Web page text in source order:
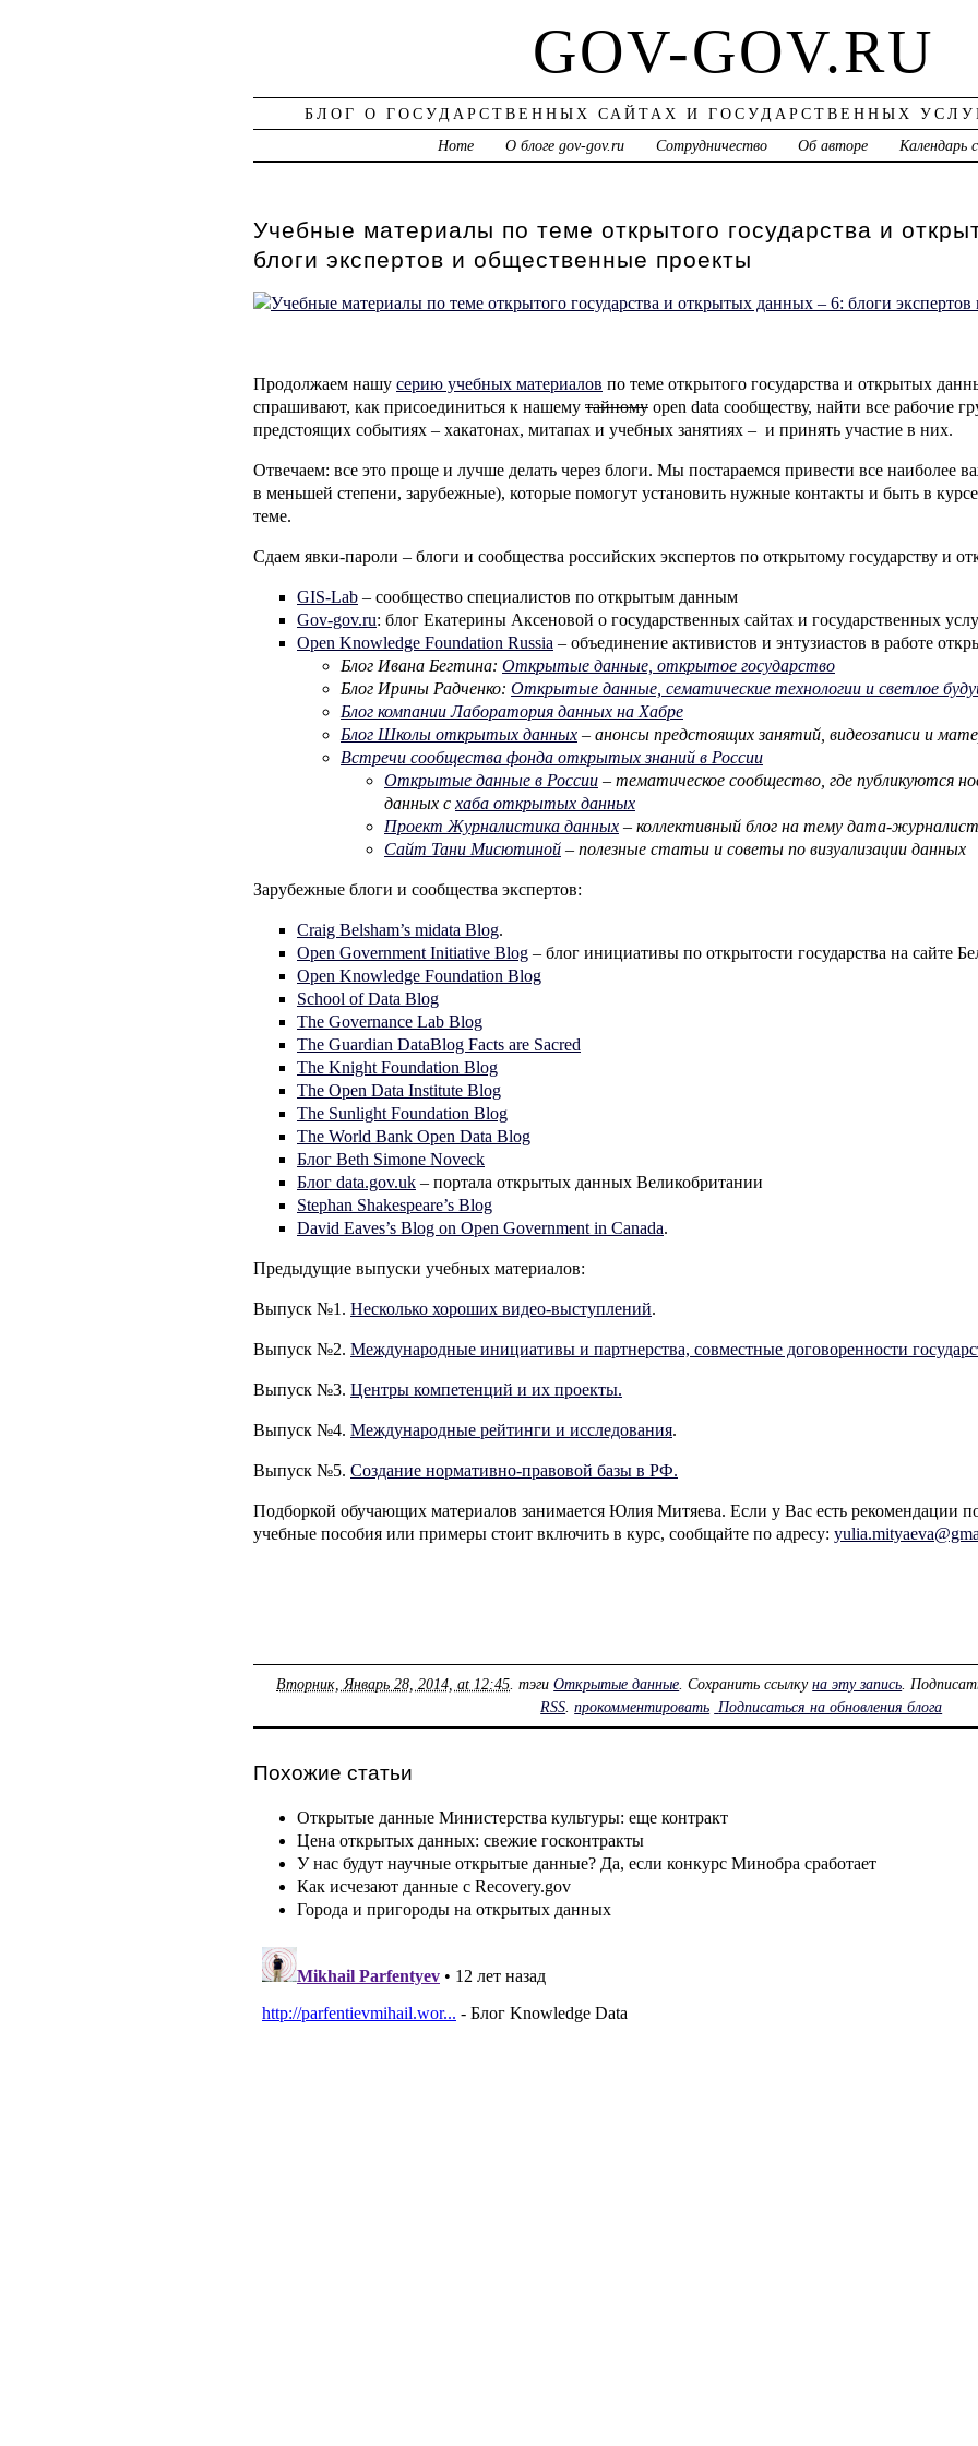
GOV-GOV.RU
БЛОГ О ГОСУДАРСТВЕННЫХ САЙТАХ И ГОСУДАРСТВЕННЫХ
Home
О блоге gov-gov.ru Сотрудничество Об авторе Календарь
Учебные материалы по теме открытого государства и
блоги экспертов и общественные проекты
Продолжаем нашу серию учебных материалов по теме открытого государства и открытых
спрашивают, как присоединиться к нашему тайному open data сообществу, найти все рабочие
предстоящих событиях – хакатонах, митапах и учебных занятиях – и принять участие в них.
Отвечаем: все это проще и лучше делать через блоги. Мы постараемся привести все наиболее
в меньшей степени, зарубежные), которые помогут установить нужные контакты и быть в
теме.
Сдаем явки-пароли – блоги и сообщества российских экспертов по открытому государству и
GIS-Lab – сообщество специалистов по открытым данным
Gov-gov.ru: блог Екатерины Аксеновой о государственных сайтах и государственных
Open Knowledge Foundation Russia – объединение активистов и энтузиастов в работе
Блог Ивана Бегтина: Открытые данные, открытое государство
Блог Ирины Радченко: Открытые данные, сематические технологии и светлое
Блог компании Лаборатория данных на Хабре
Блог Школы открытых данных – анонсы предстоящих занятий, видеозаписи и
Встречи сообщества фонда открытых знаний в России
Открытые данные в России – тематическое сообщество, где публикуются
данных с хаба открытых данных
Проект Журналистика данных – коллективный блог на тему дата-
Сайт Тани Мисютиной – полезные статьи и советы по визуализации данных
Зарубежные блоги и сообщества экспертов:
Craig Belsham’s midata Blog.
Open Government Initiative Blog – блог инициативы по открытости государства на сайте
Open Knowledge Foundation Blog
School of Data Blog
The Governance Lab Blog
The Guardian DataBlog Facts are Sacred
The Knight Foundation Blog
The Open Data Institute Blog
The Sunlight Foundation Blog
The World Bank Open Data Blog
Блог Beth Simone Noveck
Блог data.gov.uk – портала открытых данных Великобритании
Stephan Shakespeare’s Blog
David Eaves’s Blog on Open Government in Canada.
Предыдущие выпуски учебных материалов:
Выпуск №1. Несколько хороших видео-выступлений.
Выпуск №2. Международные инициативы и партнерства, совместные договоренности
Выпуск №3. Центры компетенций и их проекты.
Выпуск №4. Международные рейтинги и исследования.
Выпуск №5. Создание нормативно-правовой базы в РФ.
Подборкой обучающих материалов занимается Юлия Митяева. Если у Вас есть рекомендации
учебные пособия или примеры стоит включить в курс, сообщайте по адресу:
Вторник, Январь 28, 2014, at 12:45 . тэгиОткрытые данные . Сохранить ссылкуна эту запись .
RSS .прокомментировать Подписаться на обновления блога
Похожие статьи
Открытые данные Министерства культуры: еще контракт
Цена открытых данных: свежие госконтракты
У нас будут научные открытые данные? Да, если конкурс Минобра сработает
Как исчезают данные с Recovery.gov
Города и пригороды на открытых данных